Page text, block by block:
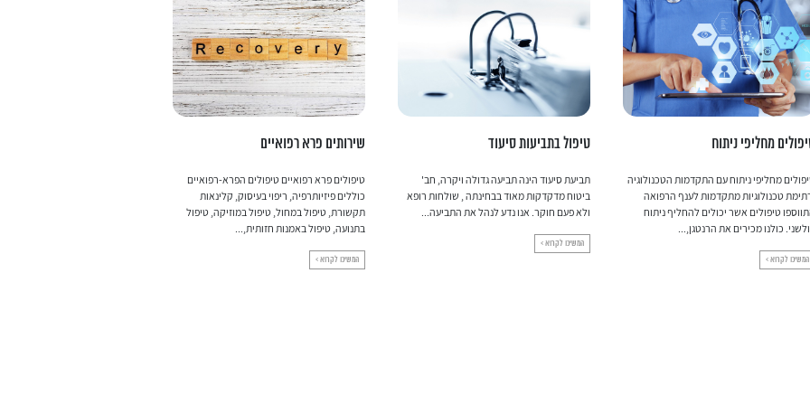
מחליפי ניתוח
מחליפי ניתוח עם התקדמות הטכנולוגיה
טכנולוגיות מתקדמות לענף הרפואה
טיפולים אשר יכולים להחליף ניתוח
כולנו מכירים את הרנטגן,...
המשיכו לקרוא >
טיפול בתביעות סיעוד
תביעת סיעוד הינה תביעה גדולה ויקרה, חב'
ביטוח מדקדקות מאוד בבחינתה , שולחות רופא
ולא פעם חוקר. אנו נדע לנהל את התביעה...
המשיכו לקרוא >
שירותים פרא רפואיים
טיפולים פרא רפואיים טיפולים הפרא-רפואיים
כוללים פיזיותרפיה, ריפוי בעיסוק, קלינאות
תקשורת, טיפול במחול, טיפול במוזיקה, טיפול
בתנועה, טיפול באמנות חזותית,...
המשיכו לקרוא >